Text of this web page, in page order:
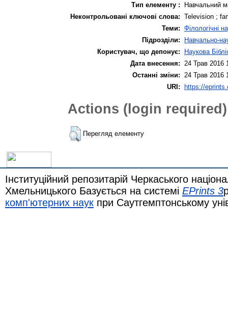
Тип елементу :
Навчальний
Неконтрольовані ключові слова: Television ;
Теми: Філологічні
Підрозділи:
Навчально-
Користувач, що депонує:
Наукова
Дата внесення:
24 Трав 2016
Останні зміни:
24 Трав 2016
URI: https://
Actions (login required)
Перегляд елементу
Інституційний репозитарій Черкаського
Хмельницького Базується на системі EPrints 3
комп'ютерних наук при Саутгемптонському